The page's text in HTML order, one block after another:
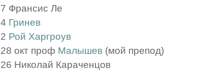
7 Франсис Ле
4 Гринев
2 Рой Харгроув
28 окт проф Малышев (мой препод)
26 Николай Караченцов